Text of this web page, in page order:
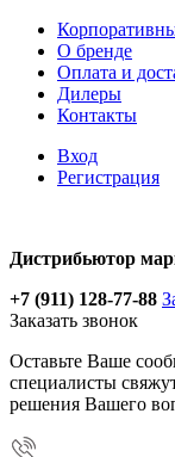
О бренде
Оплата и
Дилеры
Контакты
Вход
Регистрация
Дистрибьютор
+7 (911) 128-77-88
Заказать звонок
Оставьте Ваше
специалисты
решения Вашего